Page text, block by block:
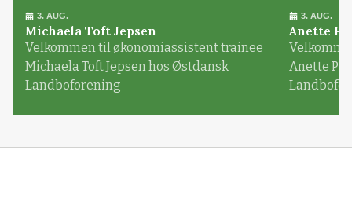
3. AUG.
Michaela Toft Jepsen
Velkommen til økonomiassistent trainee
Michaela Toft Jepsen hos Østdansk
Landboforening
3. AUG.
Anette
Anette